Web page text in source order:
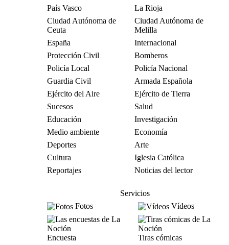
País Vasco
La Rioja
Ciudad Autónoma de
Ceuta
Ciudad Autónoma de
Melilla
España
Internacional
Protección Civil
Bomberos
Policía Local
Policía Nacional
Guardia Civil
Armada Española
Ejército del Aire
Ejército de Tierra
Sucesos
Salud
Educación
Investigación
Medio ambiente
Economía
Deportes
Arte
Cultura
Iglesia Católica
Reportajes
Noticias del lector
Servicios
Fotos
Vídeos
Encuesta Tiras cómicas